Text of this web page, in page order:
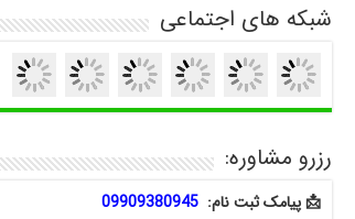
شبکه های اجتماعی
رزرو مشاوره:
📩 پیامک ثبت نام:09909380945